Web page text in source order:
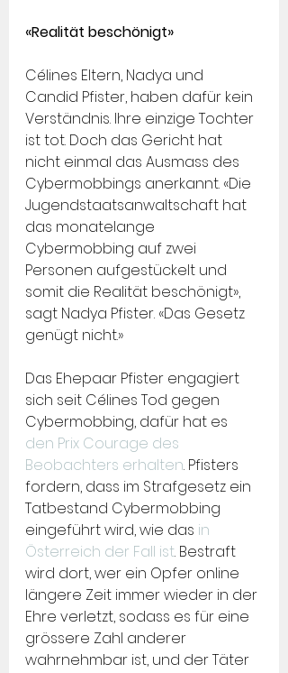
«Realität beschönigt»
Célines Eltern, Nadya und
Candid Pfister, haben dafür kein
Verständnis. Ihre einzige Tochter
ist tot. Doch das Gericht hat
nicht einmal das Ausmass des
Cybermobbings anerkannt. «Die
Jugendstaatsanwaltschaft hat
das monatelange
Cybermobbing auf zwei
Personen aufgestückelt und
somit die Realität beschönigt»,
sagt Nadya Pfister. «Das Gesetz
genügt nicht.»
Das Ehepaar Pfister engagiert
sich seit Célines Tod gegen
Cybermobbing, dafür hat es
den Prix Courage des
Beobachters erhalten. Pfisters
fordern, dass im Strafgesetz ein
Tatbestand Cybermobbing
eingeführt wird, wie das in
Österreich der Fall ist. Bestraft
wird dort, wer ein Opfer online
längere Zeit immer wieder in der
Ehre verletzt, sodass es für eine
grössere Zahl anderer
wahrnehmbar ist, und der Täter